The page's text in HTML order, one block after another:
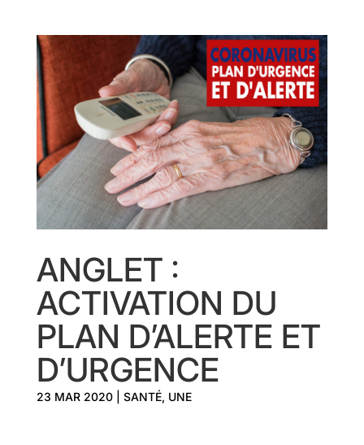
ANGLET :
ACTIVATION DU
PLAN D’ALERTE ET
D’URGENCE
23 MAR 2020| SANTÉ, UNE